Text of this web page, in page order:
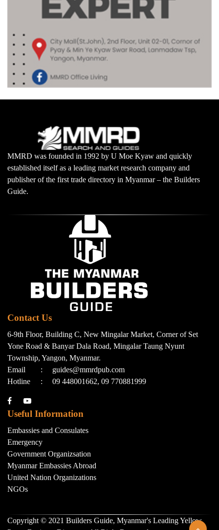
MMRD was founded in 1992 by U Moe Kyaw and quickly
established itself as a leading market research company and
publisher of the first trade directory in Myanmar – the Builders
Guide.
Contact Us
6-9th Floor, Building C, New Mingalar Market, Corner of Set
Yone Road & Banyar Dala Road, Mingalar Taung Nyunt
Township, Yangon, Myanmar.
Email
:
guides@mmrdpub.com
Hotline
: 09 448001662, 09 770881999
Useful Information
Embassies and Consulates
Emergency
Government Organizsation
Myanmar Embassies Abroad
United Nation Organizations
NGOs
Copyright © 2021 Builders Guide, Myanmar's Leading Yellow